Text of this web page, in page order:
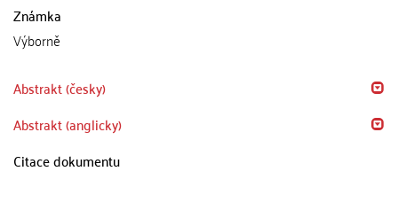
Známka
Výborně
Abstrakt (česky)
Abstrakt (anglicky)
Citace dokumentu